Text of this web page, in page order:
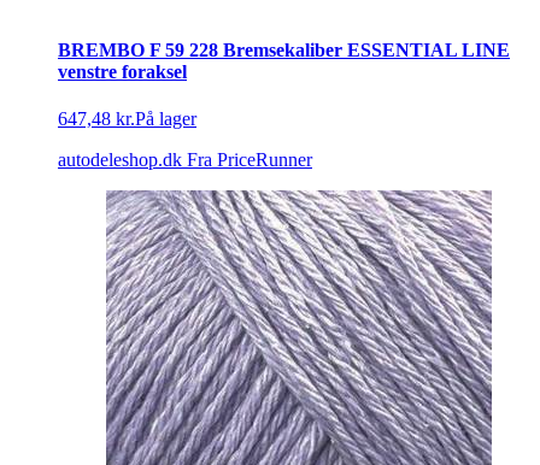
BREMBO F 59 228 Bremsekaliber ESSENTIAL LINE
venstre foraksel
647,48 kr.På lager
autodeleshop.dk Fra PriceRunner